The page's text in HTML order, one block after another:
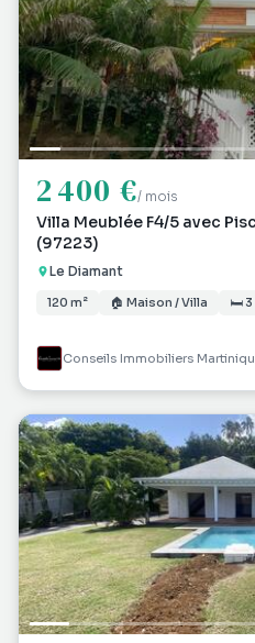
2 400 €/ mois
Villa Meublée F4/5 avec
(97223)
Le Diamant
120 m² 🏠 Maison / Villa 🛏 3
Conseils Immobiliers